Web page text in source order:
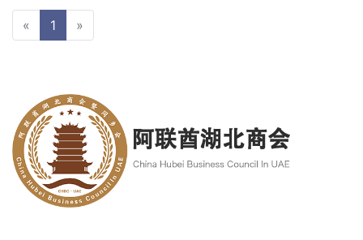
« 1 »